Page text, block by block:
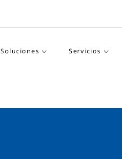
Soluciones Servicios